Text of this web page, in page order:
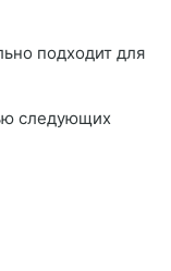
подходит для
следующих